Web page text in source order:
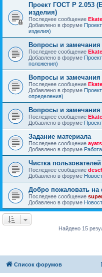
Проект ГОСТ Р 2.053
изделия)
Последнее сообщение
Добавлено в форуме
изделия)
Вопросы и замечания
Последнее сообщение
Добавлено в форуме
положения)
Вопросы и замечания
Последнее сообщение
Добавлено в форуме
определения)
Вопросы и замечания
Последнее сообщение
Добавлено в форуме
Задание материала
Последнее сообщение
Добавлено в форуме
Чистка пользователей
Последнее сообщение
Добавлено в форуме
Добро пожаловать
Последнее сообщение
Добавлено в форуме
Найдено 15
Список форумов